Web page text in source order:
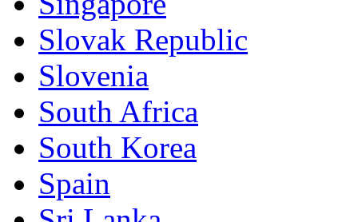
Slovak Republic
Slovenia
South Africa
South Korea
Spain